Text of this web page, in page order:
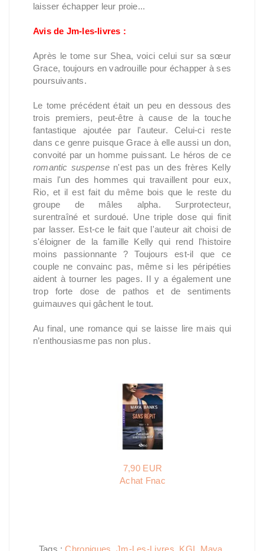
laisser échapper leur proie...
Avis de Jm-les-livres :
Après le tome sur Shea, voici celui sur sa sœur
Grace, toujours en vadrouille pour échapper à ses
poursuivants.
Le tome précédent était un peu en dessous des
trois premiers, peut-être à cause de la touche
fantastique ajoutée par l'auteur. Celui-ci reste
dans ce genre puisque Grace à elle aussi un don,
convoité par un homme puissant. Le héros de ce
romantic suspense n'est pas un des frères Kelly
mais l'un des hommes qui travaillent pour eux,
Rio, et il est fait du même bois que le reste du
groupe de mâles alpha. Surprotecteur,
surentraîné et surdoué. Une triple dose qui finit
par lasser. Est-ce le fait que l'auteur ait choisi de
s'éloigner de la famille Kelly qui rend l'histoire
moins passionnante ? Toujours est-il que ce
couple ne convainc pas, même si les péripéties
aident à tourner les pages. Il y a également une
trop forte dose de pathos et de sentiments
guimauves qui gâchent le tout.
Au final, une romance qui se laisse lire mais qui
n’enthousiasme pas non plus.
7,90 EUR
Achat Fnac
Tags :Chroniques Jm-Les-Livres KGI Maya